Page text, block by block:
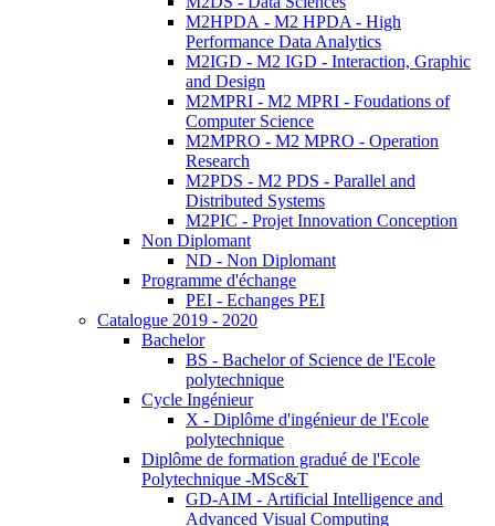
M2HPDA - M2 HPDA - High
Performance Data Analytics
M2IGD - M2 IGD - Interaction, Graphic
and Design
M2MPRI - M2 MPRI - Foudations of
Computer Science
M2MPRO - M2 MPRO - Operation
Research
M2PDS - M2 PDS - Parallel and
Distributed Systems
M2PIC - Projet Innovation Conception
Non Diplomant
ND - Non Diplomant
Programme d'échange
PEI - Echanges PEI
Catalogue 2019 - 2020
Bachelor
BS - Bachelor of Science de l'Ecole
polytechnique
Cycle Ingénieur
X - Diplôme d'ingénieur de l'Ecole
polytechnique
Diplôme de formation gradué de l'Ecole
Polytechnique -MSc&T
GD-AIM - Artificial Intelligence and
Advanced Visual Computing